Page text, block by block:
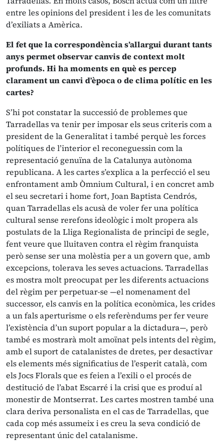
entre les opinions del president i les de les comunitats
d’exiliats a Amèrica.
El fet que la correspondència s’allargui durant tants
anys permet observar canvis de context molt
profunds. Hi ha moments en què es percep
clarament un canvi d’època o de clima polític en les
cartes?
S’hi pot constatar la successió de problemes que
Tarradellas va tenir per imposar els seus criteris com a
president de la Generalitat i també perquè les forces
polítiques de l’interior el reconeguessin com la
representació genuïna de la Catalunya autònoma
republicana. A les cartes s’explica a la perfecció el seu
enfrontament amb Òmnium Cultural, i en concret amb
el seu secretari i home fort, Joan Baptista Cendrós,
quan Tarradellas els acusà de voler fer una política
cultural sense rerefons ideològic i molt propera als
postulats de la Lliga Regionalista de principi de segle,
fent veure que lluitaven contra el règim franquista
però sense ser una molèstia per a un govern que, amb
excepcions, tolerava les seves actuacions. Tarradellas
es mostra molt preocupat per les diferents actuacions
del règim per perpetuar-se —el nomenament del
successor, els canvis en la política econòmica, les crides
a un fals aperturisme o els referèndums per fer veure
l’existència d’un suport popular a la dictadura—, però
també es mostrarà molt amoïnat pels intents del règim,
amb el suport de catalanistes de dretes, per desactivar
els elements més significatius de l’esperit català, com
els Jocs Florals que es feien a l’exili o el procés de
destitució de l’abat Escarré i la crisi que es produí al
monestir de Montserrat. Les cartes mostren també una
clara deriva personalista en el cas de Tarradellas, que
cada cop més assumeix i es creu la seva condició de
representant únic del catalanisme.